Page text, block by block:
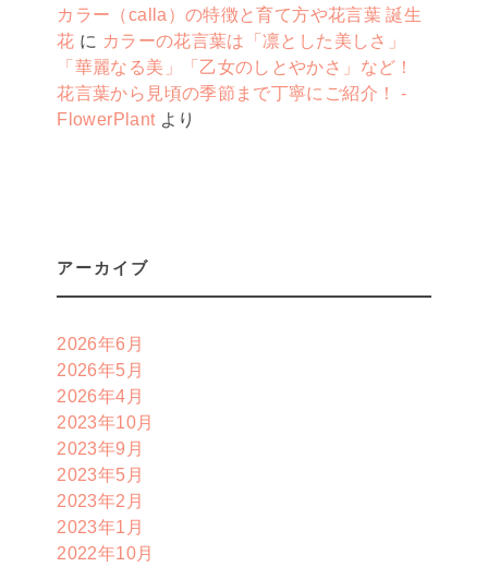
カラー（calla）の特徴と育て方や花言葉 誕生
花 に カラーの花言葉は「凛とした美しさ」
「華麗なる美」「乙女のしとやかさ」など！
花言葉から見頃の季節まで丁寧にご紹介！ -
FlowerPlantより
アーカイブ
2026年6月
2026年5月
2026年4月
2023年10月
2023年9月
2023年5月
2023年2月
2023年1月
2022年10月